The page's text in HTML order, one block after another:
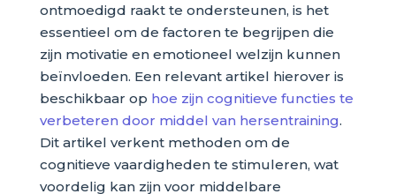
ontmoedigd raakt te ondersteunen, is het
essentieel om de factoren te begrijpen die
zijn motivatie en emotioneel welzijn kunnen
beïnvloeden. Een relevant artikel hierover is
beschikbaar op hoe zijn cognitieve functies te
verbeteren door middel van hersentraining.
Dit artikel verkent methoden om de
cognitieve vaardigheden te stimuleren, wat
voordelig kan zijn voor middelbare